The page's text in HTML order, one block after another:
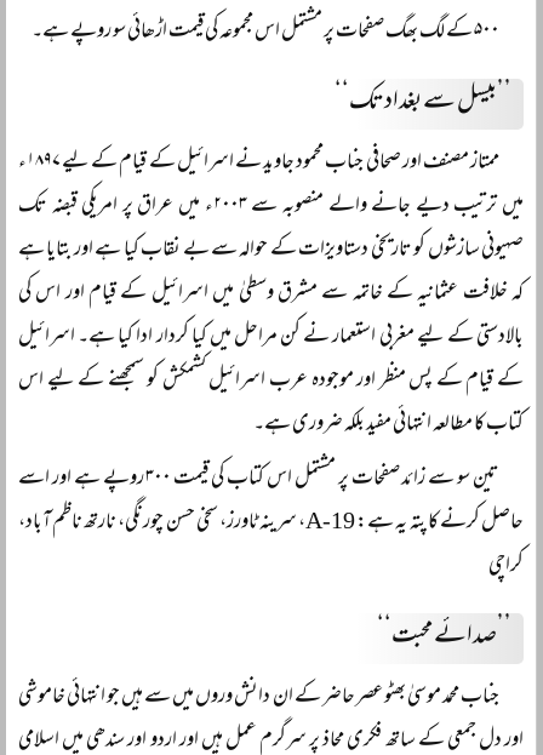
۵۰۰ کے لگ بھگ صفحات پر مشتمل اس مجموعہ کی قیمت اڑھائی سو روپے ہے۔
’’بیسل سے بغداد تک‘‘
ممتاز مصنف اور صحافی جناب محمود جاوید نے اسرائیل کے قیام کے لیے ۱۸۹۷ء
میں ترتیب دیے جانے والے منصوبہ سے ۲۰۰۳ء میں عراق پر امریکی قبضہ تک
صہیونی سازشوں کو تاریخی دستاویزات کے حوالہ سے بے نقاب کیا ہے اور بتایا ہے
کہ خلافت عثمانیہ کے خاتمہ سے مشرق وسطیٰ میں اسرائیل کے قیام اور اس کی
بالادستی کے لیے مغربی استعمار نے کن مراحل میں کیا کردار ادا کیا ہے۔ اسرائیل
کے قیام کے پس منظر اور موجودہ عرب اسرائیل کشمکش کو سمجھنے کے لیے اس
کتاب کا مطالعہ انتہائی مفید بلکہ ضروری ہے۔
تین سو سے زائد صفحات پر مشتمل اس کتاب کی قیمت ۳۰۰ روپے ہے اور اسے
حاصل کرنے کا پتہ یہ ہے: A-19، سرینہ ٹاورز، سخی حسن چورنگی، نارتھ ناظم آباد،
کراچی
’’صدائے محبت‘‘
جناب محمد موسیٰ بھٹو عصر حاضر کے ان دانش وروں میں سے ہیں جو انتہائی خاموشی
اور دل جمعی کے ساتھ فکری محاذ پر سرگرم عمل ہیں اور اردو اور سندھی میں اسلامی